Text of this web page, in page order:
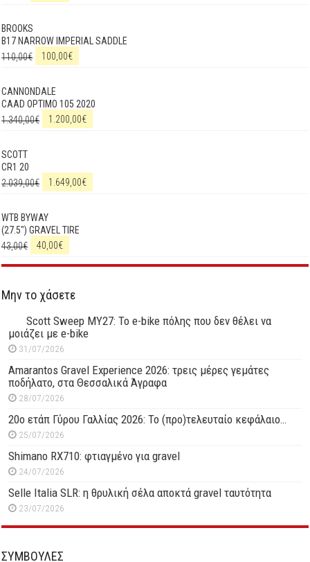
BROOKS
B17 NARROW IMPERIAL SADDLE
110,00€ 100,00€
CANNONDALE
CAAD OPTIMO 105 2020
1.340,00€ 1.200,00€
SCOTT
CR1 20
2.039,00€ 1.649,00€
WTB BYWAY
(27.5") GRAVEL TIRE
43,00€ 40,00€
Μην το χάσετε
Scott Sweep MY27: Το e-bike πόλης που δεν θέλει να
μοιάζει με e-bike
31/07/2026
Amarantos Gravel Experience 2026: τρεις μέρες γεμάτες
ποδήλατο, στα Θεσσαλικά Άγραφα
28/07/2026
20ο ετάπ Γύρου Γαλλίας 2026: Το (προ)τελευταίο κεφάλαιο…
25/07/2026
Shimano RX710: φτιαγμένο για gravel
24/07/2026
Selle Italia SLR: η θρυλική σέλα αποκτά gravel ταυτότητα
23/07/2026
ΣΥΜΒΟΥΛΕΣ